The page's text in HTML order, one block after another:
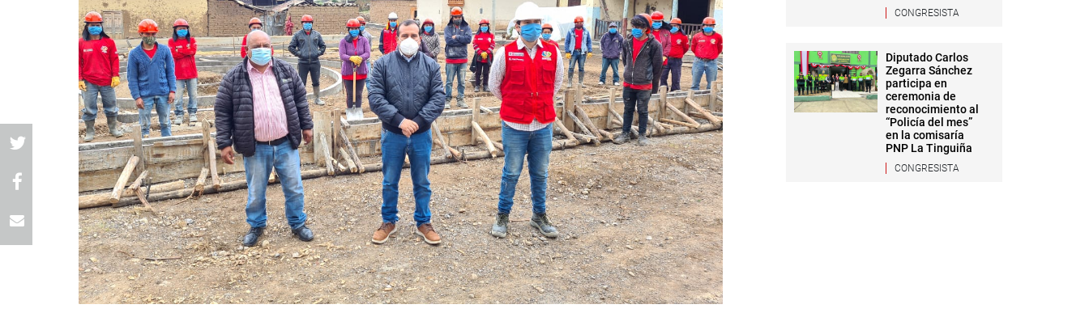
CONGRESISTA
Diputado Carlos
Zegarra Sánchez
participa en
ceremonia de
reconocimiento al
“Policía del mes”
en la comisaría
PNP La Tinguiña
CONGRESISTA